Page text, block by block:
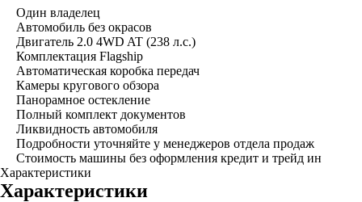
Один владелец
Автомобиль без окрасов
Двигатель 2.0 4WD AT (238 л.с.)
Комплектация Flagship
Автоматическая коробка передач
Камеры кругового обзора
Панорамное остекление
Полный комплект документов
Ликвидность автомобиля
Подробности уточняйте у менеджеров отдела продаж
Стоимость машины без оформления кредит и трейд ин
Характеристики
Характеристики